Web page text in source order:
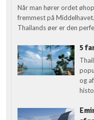
Når man hører ordet
fremmest på
Thailands øer er den
5
og